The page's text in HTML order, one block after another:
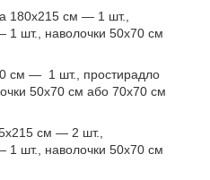
180х215 см — 1 шт.,
1 шт., наволочки 50х70 см
см — 1 шт., простирадло
50х70 см або 70х70 см
см — 2 шт.,
1 шт., наволочки 50х70 см